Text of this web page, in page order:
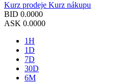
Kurz prodeje Kurz nákupu
BID 0.0000
ASK 0.0000
1H
1D
7D
30D
6M